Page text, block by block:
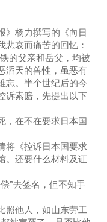
杨力撰写的《向日
哀而痛苦的回忆：
的父亲和岳父，均被
滔天的兽性，虽恶有
忘。半个世纪后的今
诉索赔，先提出以下
在不在要求日本国
《控诉日本国要求
。还要什么材料及证
”去签名，但不知手
他人，如山东劳工